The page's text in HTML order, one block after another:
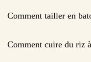
Comment tailler en
Comment cuire du riz